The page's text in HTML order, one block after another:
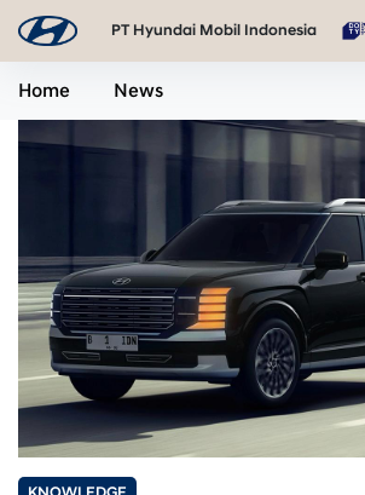
PT Hyundai Mobil Indonesia
Home News